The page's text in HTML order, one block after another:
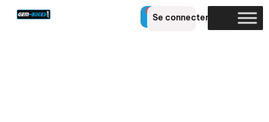
Se connecter